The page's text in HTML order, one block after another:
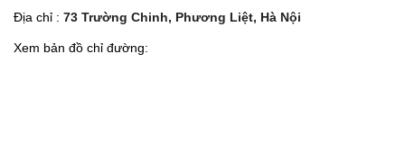
Địa chỉ : 73 Trường Chinh, Phương Liệt, Hà Nội
Xem bản đồ chỉ đường: